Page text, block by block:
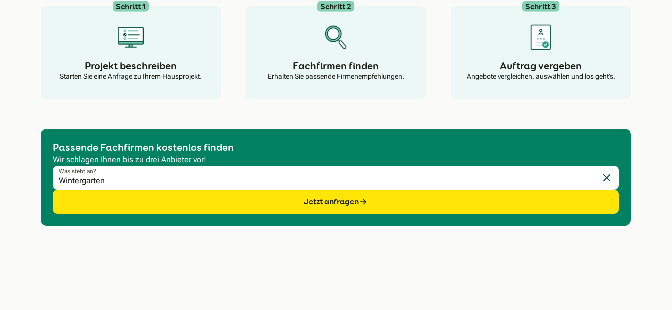
Schritt 1
Projekt beschreiben
Starten Sie eine Anfrage zu Ihrem Hausprojekt.
Schritt 2
Fachfirmen finden
Erhalten Sie passende Firmenempfehlungen.
Schritt 3
Auftrag vergeben
Angebote vergleichen, auswählen und los geht’s.
Passende Fachfirmen kostenlos finden
Wir schlagen Ihnen bis zu drei Anbieter vor!
Was steht an?
Eingabe löschen
Jetzt anfragen